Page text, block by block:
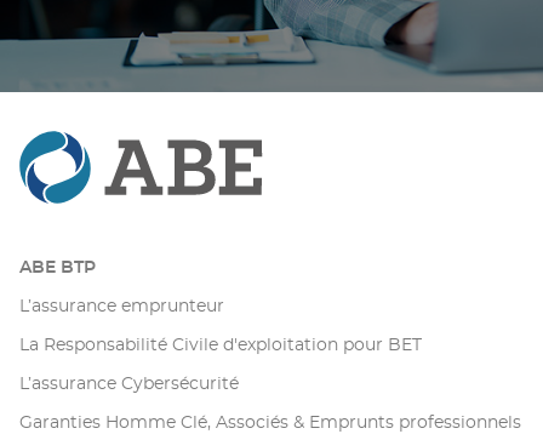
ABE BTP
L’assurance emprunteur
La Responsabilité Civile d'exploitation pour BET
L’assurance Cybersécurité
Garanties Homme Clé, Associés & Emprunts professionnels